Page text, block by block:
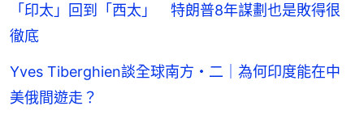
「印太」回到「西太」 特朗普8年謀劃也是敗得很
徹底
Yves Tiberghien談全球南方・二｜為何印度能在中
美俄間遊走？